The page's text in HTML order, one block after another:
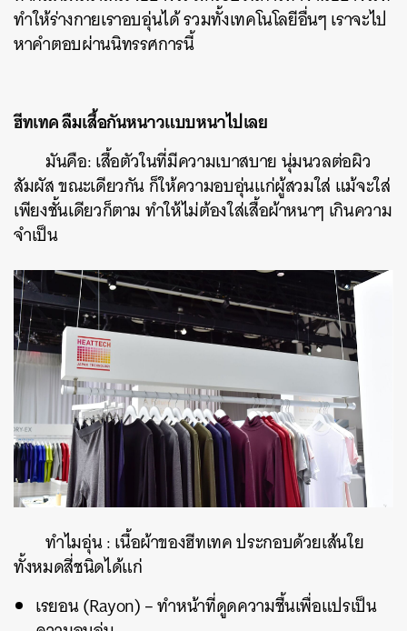
ทำให้ร่างกายเราอบอุ่นได้ รวมทั้งเทคโนโลยีอื่นๆ เราจะไป
หาคำตอบผ่านนิทรรศการนี้
ฮีทเทค ลืมเสื้อกันหนาวแบบหนาไปเลย
มันคือ: เสื้อตัวในที่มีความเบาสบาย นุ่มนวลต่อผิว
สัมผัส ขณะเดียวกัน ก็ให้ความอบอุ่นแก่ผู้สวมใส่ แม้จะใส่
เพียงชั้นเดียวก็ตาม ทำให้ไม่ต้องใส่เสื้อผ้าหนาๆ เกินความ
จำเป็น
ทำไมอุ่น : เนื้อผ้าของฮีทเทค ประกอบด้วยเส้นใย
ทั้งหมดสี่ชนิดได้แก่
เรยอน (Rayon) – ทำหน้าที่ดูดความชื้นเพื่อแปรเป็น